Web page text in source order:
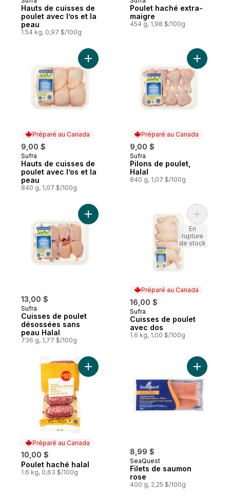
Préparé au Canada
Hauts de cuisses de
poulet avec l’os et la
peau
1.54 kg, 0,97 $/100g
Préparé au Canada
Poulet haché extra-
maigre
454 g, 1,98 $/100g
Préparé au Canada
9,00 $
Préparé au Canada
Sufra
Hauts de cuisses de
poulet avec l’os et la
peau
840 g, 1,07 $/100g
Ajouter Hauts de cuisses de poulet avec
Préparé au Canada
9,00 $
Préparé au Canada
Sufra
Pilons de poulet,
Halal
840 g, 1,07 $/100g
Ajouter
13,00 $
Sufra
Cuisses de poulet
désossées sans
peau Halal
736 g, 1,77 $/100g
Ajouter Cuisses de poulet désossées
Préparé au Canada
16,00 $
Préparé au Canada
Sufra
Cuisses de poulet
avec dos
1.6 kg, 1,00 $/100g
Ajouter
En
rupture
de stock
Préparé au Canada
10,00 $
Préparé au Canada
Poulet haché halal
1.6 kg, 0,63 $/100g
Ajouter Poulet haché halal au panier
8,99 $
SeaQuest
Filets de saumon
rose
400 g, 2,25 $/100g
Ajouter